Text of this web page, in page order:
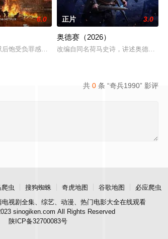
演变
沙漠执行任务时，意外进入到一个陌生
6.0
饱受负罪感折磨，在绝症逼近之际争分夺秒，重返旧日
正片 3.0
奥德赛（2026）
改编自同名荷马史诗，讲述奥德修斯
共 0 条 “奇兵1990” 影评
虫 搜狗蜘蛛 奇虎地图 谷歌地图
必应爬虫
视剧全集、综艺、动漫、热门电影大全在线观看
sinogiken.com All Rights Reserved
陕ICP备32700083号